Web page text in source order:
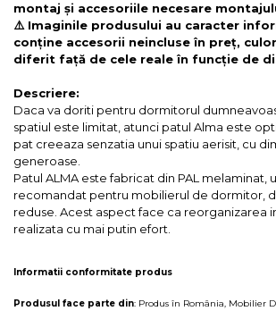
montaj și accesoriile necesare
⚠️ Imaginile produsului au caracter
conține accesorii neincluse în preț,
diferit față de cele reale în funcție de
Descriere:
Daca va doriti pentru dormitorul
spatiul este limitat, atunci patul Alma este
pat creeaza senzatia unui spatiu aerisit, cu
generoase.
Patul ALMA este fabricat din PAL melaminat,
recomandat pentru mobilierul de dormitor,
reduse. Acest aspect face ca reorganizarea
realizata cu mai putin efort.
Informatii conformitate produs
Produsul face parte din: Produs în România, Mobilier